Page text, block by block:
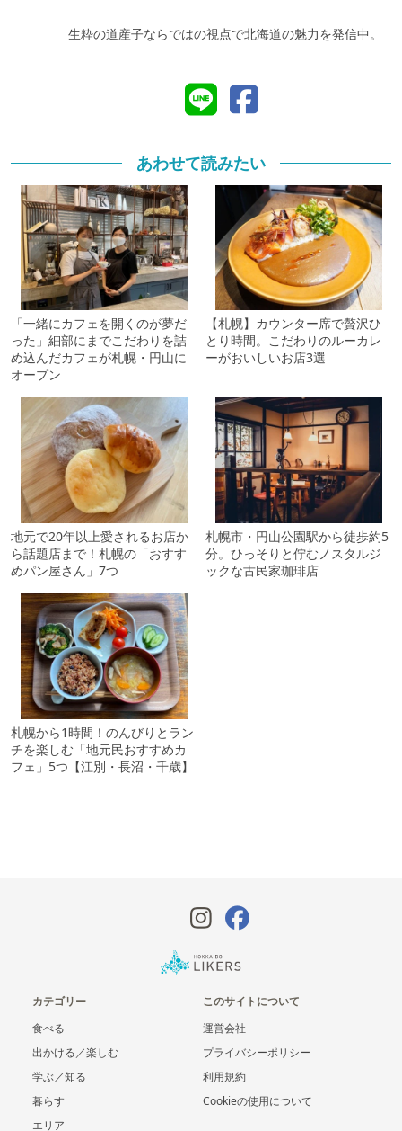
生粋の道産子ならではの視点で北海道の魅力を発信中。
あわせて読みたい
「一緒にカフェを開くのが夢だ
った」細部にまでこだわりを詰
め込んだカフェが札幌・円山に
オープン
【札幌】カウンター席で贅沢ひ
とり時間。こだわりのルーカレ
ーがおいしいお店3選
地元で20年以上愛されるお店か
ら話題店まで！札幌の「おすす
めパン屋さん」7つ
札幌市・円山公園駅から徒歩約5
分。ひっそりと佇むノスタルジ
ックな古民家珈琲店
札幌から1時間！のんびりとラン
チを楽しむ「地元民おすすめカ
フェ」5つ【江別・長沼・千歳】
カテゴリー
食べる
出かける／楽しむ
学ぶ／知る
暮らす
エリア
このサイトについて
運営会社
プライバシーポリシー
利用規約
Cookieの使用について